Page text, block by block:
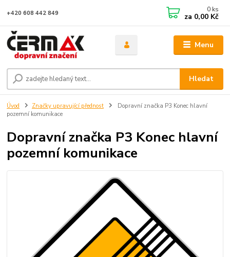
Menu
Hledat
+420 608 442 849 0 ks
za 0,00 Kč
Úvod Značky upravující přednost
Dopravní značka P3 Konec hlavní
pozemní komunikace
Dopravní značka P3 Konec hlavní
pozemní komunikace